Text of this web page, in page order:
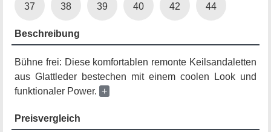
37 38 39 40 42 44
Beschreibung
Bühne frei: Diese komfortablen remonte Keilsandaletten
aus Glattleder bestechen mit einem coolen Look und
funktionaler Power. +
Preisvergleich